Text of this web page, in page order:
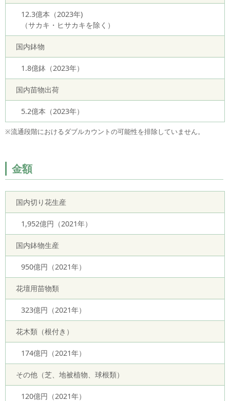
12.3億本（2023年)
（サカキ・ヒサカキを除く）
国内鉢物
1.8億鉢（2023年）
国内苗物出荷
5.2億本（2023年）
※流通段階におけるダブルカウントの可能性を排除していません。
金額
国内切り花生産
1,952億円（2021年）
国内鉢物生産
950億円（2021年）
花壇用苗物類
323億円（2021年）
花木類（根付き）
174億円（2021年）
その他（芝、地被植物、球根類）
120億円（2021年）